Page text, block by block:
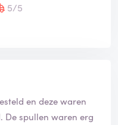
5/5
en deze waren
De spullen waren erg